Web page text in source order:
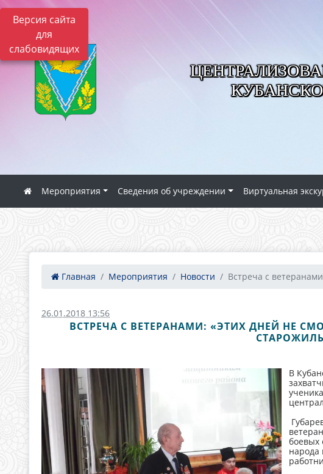
Версия сайта
для
слабовидящих
Мероприятия Сведения об учреждении Виртуальная
Главная Мероприятия Новости Встреча с
26.01.2018 13:56
ВСТРЕЧА С ВЕТЕРАНАМИ: «ЭТИХ ДНЕЙ НЕ
В
боевых
народа